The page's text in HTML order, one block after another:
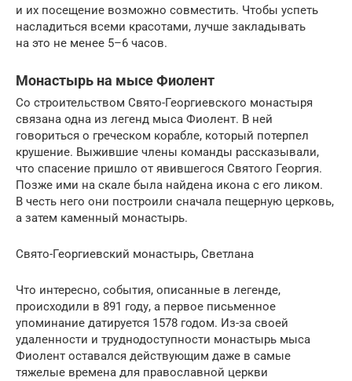
и их посещение возможно совместить. Чтобы успеть
насладиться всеми красотами, лучше закладывать
на это не менее 5–6 часов.
Монастырь на мысе Фиолент
Со строительством Свято-Георгиевского монастыря
связана одна из легенд мыса Фиолент. В ней
говориться о греческом корабле, который потерпел
крушение. Выжившие члены команды рассказывали,
что спасение пришло от явившегося Святого Георгия.
Позже ими на скале была найдена икона с его ликом.
В честь него они построили сначала пещерную церковь,
а затем каменный монастырь.
Свято-Георгиевский монастырь, Светлана
Что интересно, события, описанные в легенде,
происходили в 891 году, а первое письменное
упоминание датируется 1578 годом. Из-за своей
удаленности и труднодоступности монастырь мыса
Фиолент оставался действующим даже в самые
тяжелые времена для православной церкви